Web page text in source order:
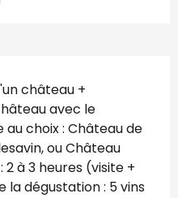
château +
avec le
choix : Château de
ou Château
à 3 heures (visite +
dégustation : 5 vins